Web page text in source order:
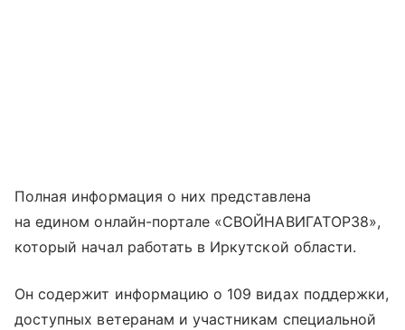
Полная информация о них представлена
на едином онлайн-портале «СВОЙНАВИГАТОР38»,
который начал работать в Иркутской области.
Он содержит информацию о 109 видах поддержки,
доступных ветеранам и участникам специальной